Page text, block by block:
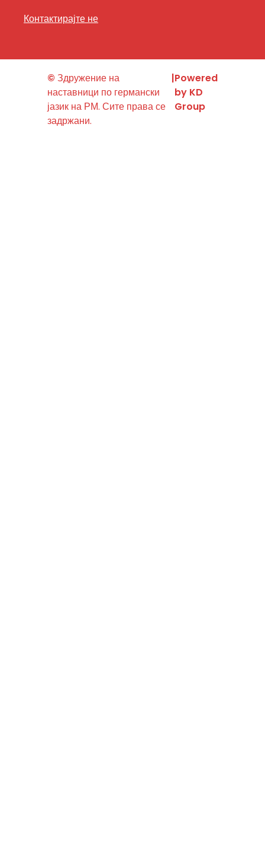
Контактирајте не
© Здружение на
наставници по германски
јазик на РМ. Сите права се
задржани.
|Powered
by KD
Group